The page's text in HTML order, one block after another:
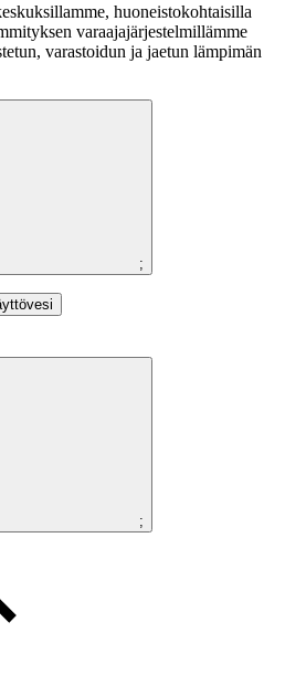
huoneistokohtaisilla
varaajajärjestelmillämme
varastoidun ja jaetun lämpimän
;
;